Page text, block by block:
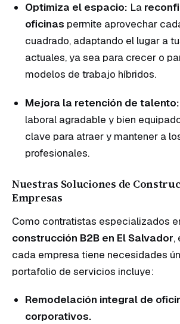
Optimiza el espacio: La
oficinas permite aprovechar
cuadrado, adaptando el lugar a
actuales, ya sea para crecer o
modelos de trabajo híbridos.
Mejora la retención de talento:
laboral agradable y bien
clave para atraer y mantener a
profesionales.
Nuestras Soluciones de
Empresas
Como contratistas especializados
construcción B2B en El Salvador,
cada empresa tiene necesidades
portafolio de servicios incluye:
Remodelación integral de
corporativos.